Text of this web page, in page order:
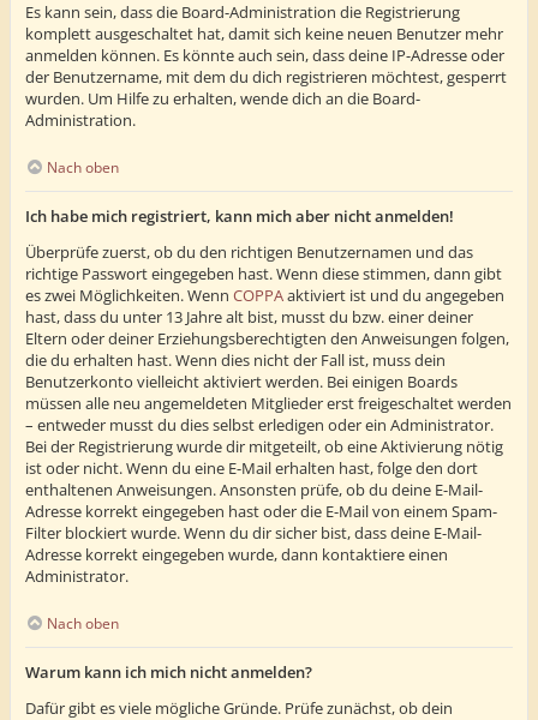
Es kann sein, dass die Board-Administration die Registrierung
komplett ausgeschaltet hat, damit sich keine neuen Benutzer mehr
anmelden können. Es könnte auch sein, dass deine IP-Adresse oder
der Benutzername, mit dem du dich registrieren möchtest, gesperrt
wurden. Um Hilfe zu erhalten, wende dich an die Board-
Administration.
Nach oben
Ich habe mich registriert, kann mich aber nicht anmelden!
Überprüfe zuerst, ob du den richtigen Benutzernamen und das
richtige Passwort eingegeben hast. Wenn diese stimmen, dann gibt
es zwei Möglichkeiten. Wenn COPPAaktiviert ist und du angegeben
hast, dass du unter 13 Jahre alt bist, musst du bzw. einer deiner
Eltern oder deiner Erziehungsberechtigten den Anweisungen folgen,
die du erhalten hast. Wenn dies nicht der Fall ist, muss dein
Benutzerkonto vielleicht aktiviert werden. Bei einigen Boards
müssen alle neu angemeldeten Mitglieder erst freigeschaltet werden
– entweder musst du dies selbst erledigen oder ein Administrator.
Bei der Registrierung wurde dir mitgeteilt, ob eine Aktivierung nötig
ist oder nicht. Wenn du eine E-Mail erhalten hast, folge den dort
enthaltenen Anweisungen. Ansonsten prüfe, ob du deine E-Mail-
Adresse korrekt eingegeben hast oder die E-Mail von einem Spam-
Filter blockiert wurde. Wenn du dir sicher bist, dass deine E-Mail-
Adresse korrekt eingegeben wurde, dann kontaktiere einen
Administrator.
Nach oben
Warum kann ich mich nicht anmelden?
Dafür gibt es viele mögliche Gründe. Prüfe zunächst, ob dein